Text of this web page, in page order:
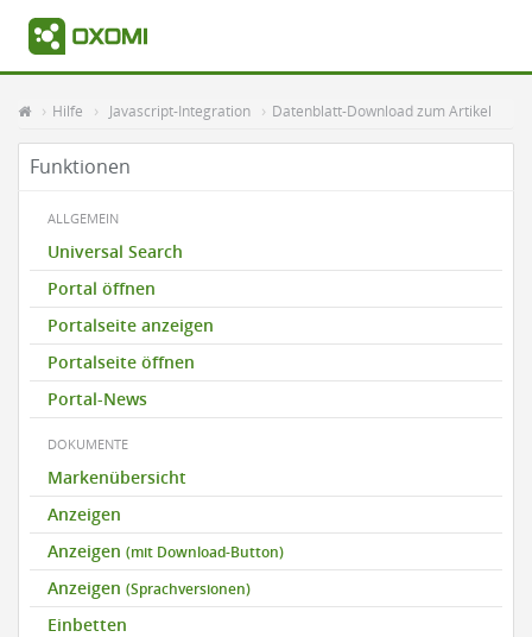
Hilfe Javascript-Integration Datenblatt-Download zum Artikel
Funktionen
ALLGEMEIN
Universal Search
Portal öffnen
Portalseite anzeigen
Portalseite öffnen
Portal-News
DOKUMENTE
Markenübersicht
Anzeigen
Anzeigen (mit Download-Button)
Anzeigen (Sprachversionen)
Einbetten